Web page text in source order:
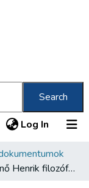
Search
Log In (current)
[Schmitt Jenő Henrik filozófus és Migray József költő]